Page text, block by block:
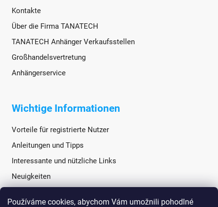
Používáme cookies, abychom Vám umožnili pohodlné
Kontakte
Über die Firma TANATECH
TANATECH Anhänger Verkaufsstellen
Großhandelsvertretung
Anhängerservice
Wichtige Informationen
Vorteile für registrierte Nutzer
Anleitungen und Tipps
Interessante und nützliche Links
Neuigkeiten